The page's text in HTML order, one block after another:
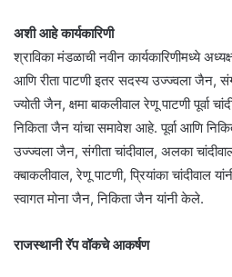
अशी आहे कार्यकारिणी
श्राविका मंडळाची नवीन कार्यकारिणीमध्ये
आणि रीता पाटणी इतर सदस्य उज्ज्वला जैन,
ज्योती जैन, क्षमा बाकलीवाल रेणू पाटणी पूर्वा
निकिता जैन यांचा समावेश आहे. पूर्वा आणि
उज्ज्वला जैन, संगीता चांदीवाल, अलका
क्बाकलीवाल, रेणू पाटणी, प्रियांका चांदीवाल
स्वागत मोना जैन, निकिता जैन यांनी केले.
राजस्थानी रॅप वॉकचे आकर्षण